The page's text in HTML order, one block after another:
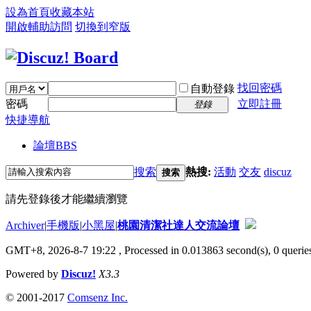
設為首頁收藏本站
開啟輔助訪問 切換到窄版
自動登錄 找回密碼
密碼
登錄
立即註冊
快捷導航
論壇BBS
搜索 搜索 熱搜: 活動 交友 discuz
請先登錄後才能繼續瀏覽
Archiver|手機版|小黑屋|桃園清潔社達人交流論壇
GMT+8, 2026-8-7 19:22 , Processed in 0.013863 second(s), 0
Powered by Discuz! X3.3
© 2001-2017 Comsenz Inc.